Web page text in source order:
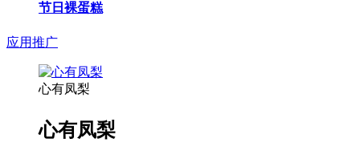
节日裸蛋糕
应用推广
心有凤梨
心有凤梨